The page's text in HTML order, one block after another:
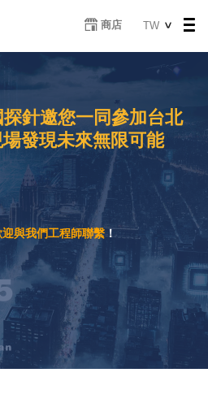
商店
Select
TW
迎與我們工程師聯繫！
針邀您一同參加台北
發現未來無限可能